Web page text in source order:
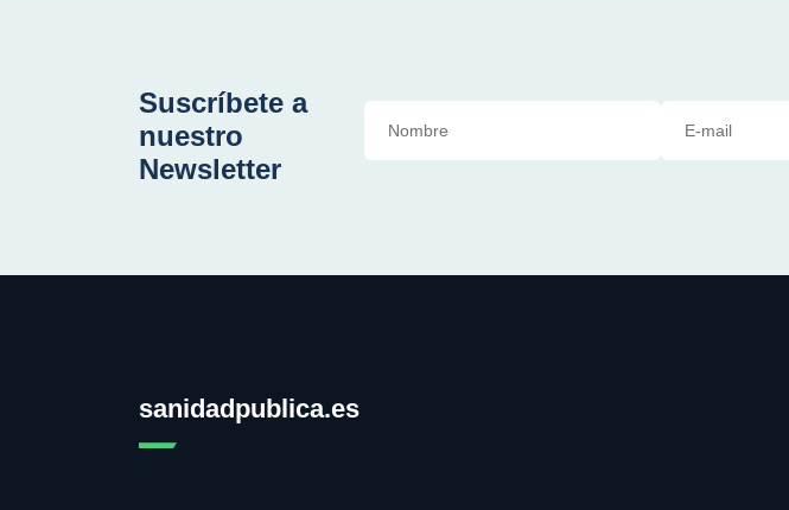
Suscríbete a
nuestro
Newsletter
sanidadpublica.es